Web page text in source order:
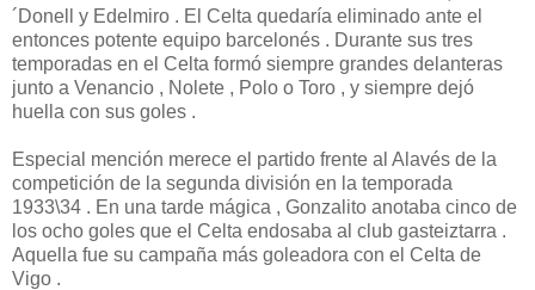
´Donell y Edelmiro . El Celta quedaría eliminado ante el
entonces potente equipo barcelonés . Durante sus tres
temporadas en el Celta formó siempre grandes delanteras
junto a Venancio , Nolete , Polo o Toro , y siempre dejó
huella con sus goles .
Especial mención merece el partido frente al Alavés de la
competición de la segunda división en la temporada
1933\34 . En una tarde mágica , Gonzalito anotaba cinco de
los ocho goles que el Celta endosaba al club gasteiztarra .
Aquella fue su campaña más goleadora con el Celta de
Vigo .